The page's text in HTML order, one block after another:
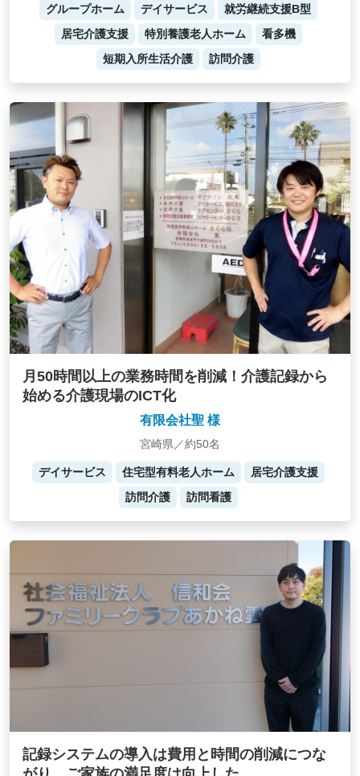
グループホーム デイサービス
就労継続支援B型
居宅介護支援
特別養護老人ホーム
看多機
短期入所生活介護
訪問介護
月50時間以上の業務時間を削減！介護記録から
始める介護現場のICT化
有限会社聖 様
宮崎県／約50名
デイサービス 住宅型有料老人ホーム
居宅介護支援
訪問介護
訪問看護
記録システムの導入は費用と時間の削減につな